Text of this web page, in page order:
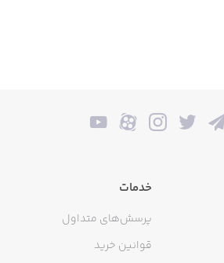
خدمات
پرسش‌های متداول
قوانین خرید